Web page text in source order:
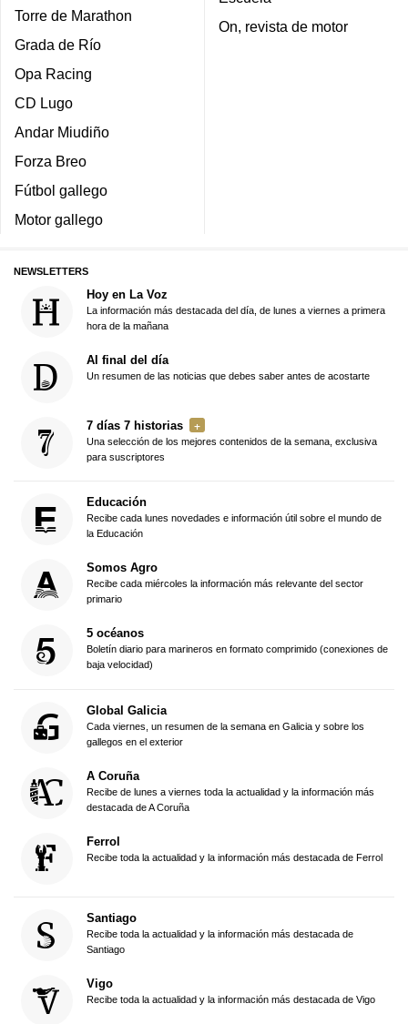
Torre de Marathon
Grada de Río
Opa Racing
CD Lugo
Andar Miudiño
Forza Breo
Fútbol gallego
Motor gallego
On, revista de motor
NEWSLETTERS
Hoy en La Voz
La información más destacada del día, de lunes a viernes a primera
hora de la mañana
Al final del día
Un resumen de las noticias que debes saber antes de acostarte
7 días 7 historias
Una selección de los mejores contenidos de la semana, exclusiva
para suscriptores
Educación
Recibe cada lunes novedades e información útil sobre el mundo de
la Educación
Somos Agro
Recibe cada miércoles la información más relevante del sector
primario
5 océanos
Boletín diario para marineros en formato comprimido (conexiones de
baja velocidad)
Global Galicia
Cada viernes, un resumen de la semana en Galicia y sobre los
gallegos en el exterior
A Coruña
Recibe de lunes a viernes toda la actualidad y la información más
destacada de A Coruña
Ferrol
Recibe toda la actualidad y la información más destacada de Ferrol
Santiago
Recibe toda la actualidad y la información más destacada de
Santiago
Vigo
Recibe toda la actualidad y la información más destacada de Vigo